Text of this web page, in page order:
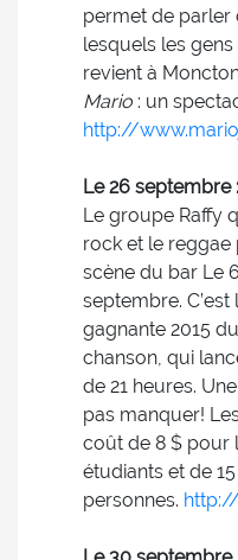
permet de parler
lesquels les
revient à
Mario : un
http://
Le 26 septembre
Le groupe Raffy
rock et le reggae
scène du bar Le
septembre.
gagnante 2015
chanson, qui
de 21 heures.
pas manquer!
coût de 8 $ pour
étudiants et de
personnes.